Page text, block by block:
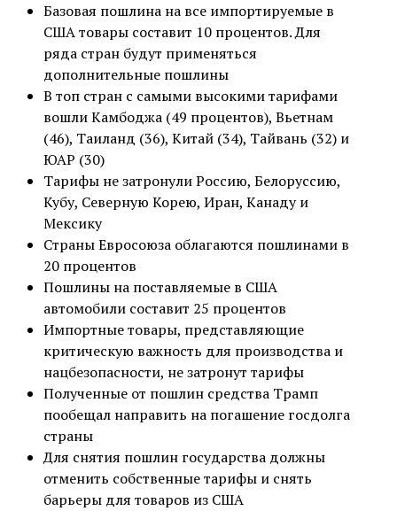
Базовая пошлина на все импортируемые в
США товары составит 10 процентов. Для
ряда стран будут применяться
дополнительные пошлины
В топ стран с самыми высокими тарифами
вошли Камбоджа (49 процентов), Вьетнам
(46), Таиланд (36), Китай (34), Тайвань (32) и
ЮАР (30)
Тарифы не затронули Россию, Белоруссию,
Кубу, Северную Корею, Иран, Канаду и
Мексику
Страны Евросоюза облагаются пошлинами в
20 процентов
Пошлины на поставляемые в США
автомобили составит 25 процентов
Импортные товары, представляющие
критическую важность для производства и
нацбезопасности, не затронут тарифы
Полученные от пошлин средства Трамп
пообещал направить на погашение госдолга
страны
Для снятия пошлин государства должны
отменить собственные тарифы и снять
барьеры для товаров из США